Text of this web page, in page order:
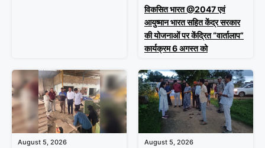
विकसित भारत @2047 एवं
आयुष्मान भारत सहित केंद्र सरकार
की योजनाओं पर केंद्रित “वार्तालाप”
कार्यक्रम 6 अगस्त को
August 5, 2026 August 5, 2026